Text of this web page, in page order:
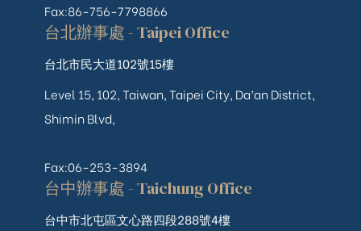
Fax:86-756-7798866
台北辦事處 - Taipei Office
台北市民大道102號15樓
Level 15, 102, Taiwan, Taipei City, Da’an District,
Shimin Blvd,
Fax:06-253-3894
台中辦事處 - Taichung Office
台中市北屯區文心路四段288號4樓